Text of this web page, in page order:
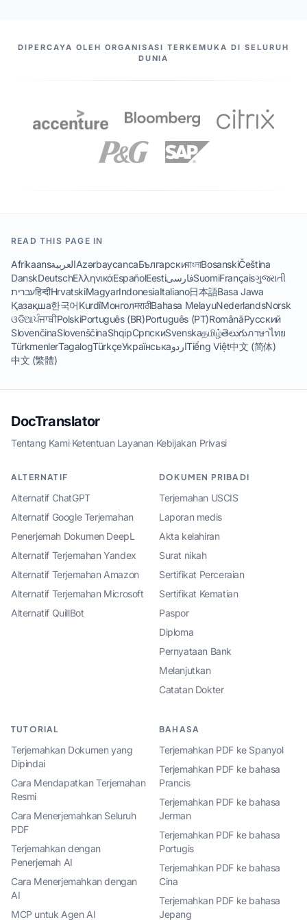
MITRA KAMI
DIPERCAYA OLEH ORGANISASI TERKEMUKA DI SELURUH
DUNIA
READ THIS PAGE IN
AfrikaansالعربيةAzərbaycancaБългарскиবাংলাBosanskiČeština
DanskDeutschΕλληνικάEspañolEestiفارسیSuomiFrançaisગુજરાતી
עבריתहिन्दीHrvatskiMagyarIndonesiaItaliano日本語Basa Jawa
Қазақша한국어KurdîМонголमराठीBahasa MelayuNederlandsNorsk
ଓଡିଆਪੰਜਾਬੀPolskiPortuguês (BR)Português (PT)RomânăРусский
SlovenčinaSlovenščinaShqipСрпскиSvenskaதமிழ்తెలుగుภาษาไทย
TürkmenlerTagalogTürkçeУкраїнськаاردوTiếng Việt中文 (简体)
中文 (繁體)
DocTranslator
Tentang Kami·Ketentuan Layanan·Kebijakan Privasi
ALTERNATIF
Alternatif ChatGPT
Alternatif Google Terjemahan
Penerjemah Dokumen DeepL
Alternatif Terjemahan Yandex
Alternatif Terjemahan Amazon
Alternatif Terjemahan Microsoft
Alternatif QuillBot
DOKUMEN PRIBADI
Terjemahan USCIS
Laporan medis
Akta kelahiran
Surat nikah
Sertifikat Perceraian
Sertifikat Kematian
Paspor
Diploma
Pernyataan Bank
Melanjutkan
Catatan Dokter
TUTORIAL
Terjemahkan Dokumen yang
Dipindai
Cara Mendapatkan Terjemahan
Resmi
Cara Menerjemahkan Seluruh
PDF
Terjemahkan dengan
Penerjemah AI
Cara Menerjemahkan dengan
AI
MCP untuk Agen AI
BAHASA
Terjemahkan PDF ke Spanyol
Terjemahkan PDF ke bahasa
Prancis
Terjemahkan PDF ke bahasa
Jerman
Terjemahkan PDF ke bahasa
Portugis
Terjemahkan PDF ke bahasa
Cina
Terjemahkan PDF ke bahasa
Jepang